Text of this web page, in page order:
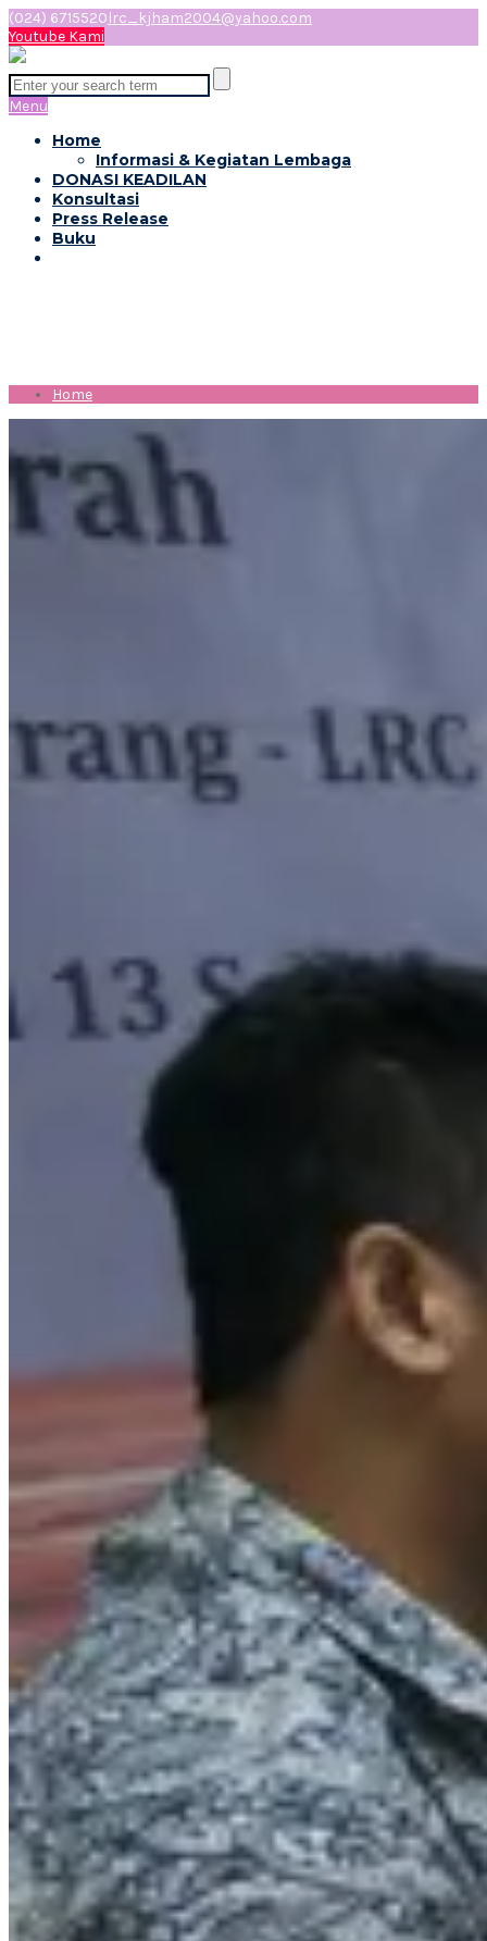
(024) 6715520lrc_kjham2004@yahoo.com
Youtube Kami
Menu
Home
Informasi & Kegiatan Lembaga
DONASI KEADILAN
Konsultasi
Press Release
Buku
Home